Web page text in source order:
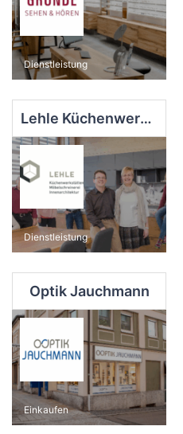
Dienstleistung
Lehle Küchenwerkstätten | Möbelschreinerei | Innenarchitektur
Dienstleistung
Optik Jauchmann
Einkaufen